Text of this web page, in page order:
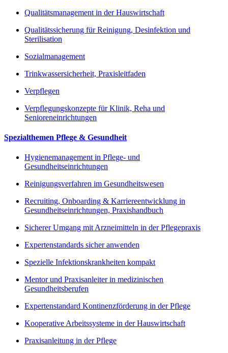
Qualitätsmanagement in der Hauswirtschaft
Qualitätssicherung für Reinigung, Desinfektion und
Sterilisation
Sozialmanagement
Trinkwassersicherheit, Praxisleitfaden
Verpflegen
Verpflegungskonzepte für Klinik, Reha und
Senioreneinrichtungen
Spezialthemen Pflege & Gesundheit
Hygienemanagement in Pflege- und
Gesundheitseinrichtungen
Reinigungsverfahren im Gesundheitswesen
Recruiting, Onboarding & Karriereentwicklung in
Gesundheitseinrichtungen, Praxishandbuch
Sicherer Umgang mit Arzneimitteln in der Pflegepraxis
Expertenstandards sicher anwenden
Spezielle Infektionskrankheiten kompakt
Mentor und Praxisanleiter in medizinischen
Gesundheitsberufen
Expertenstandard Kontinenzförderung in der Pflege
Kooperative Arbeitssysteme in der Hauswirtschaft
Praxisanleitung in der Pflege